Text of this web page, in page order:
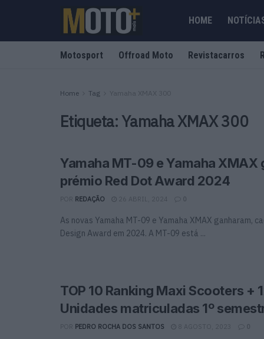
HOME
Motosport Offroad Moto Revistacarros
Home Tag Yamaha XMAX 300
Etiqueta: Yamaha XMAX 300
Yamaha MT-09 e Yamaha XMAX
prémio Red Dot Award 2024
REDAÇÃO 26 ABRIL, 2024 0
As novas Yamaha MT-09 e Yamaha XMAX ganharam,
Design Award em 2024. A MT-09 está ...
TOP 10 Ranking Maxi Scooters +
Unidades matriculadas 1º
PEDRO ROCHA DOS SANTOS 8 AGOSTO, 2023 0